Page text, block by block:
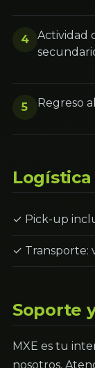
4
Actividad
5 Regreso
✓ Pick-up
✓ Transporte:
Soporte
MXE es tu
nosotros.